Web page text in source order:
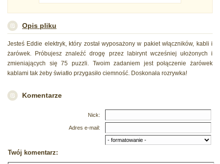
Opis pliku
Jesteś Eddie elektryk, który został wyposażony w pakiet włączników, kabli i
żarówek. Próbujesz znaleźć drogę przez labirynt wcześniej ułożonych i
zmieniających się 75 puzzli. Twoim zadaniem jest połączenie żarówek
kablami tak żeby światło przygasiło ciemność. Doskonała rozrywka!
Komentarze
Nick:
Adres e-mail:
Twój komentarz: